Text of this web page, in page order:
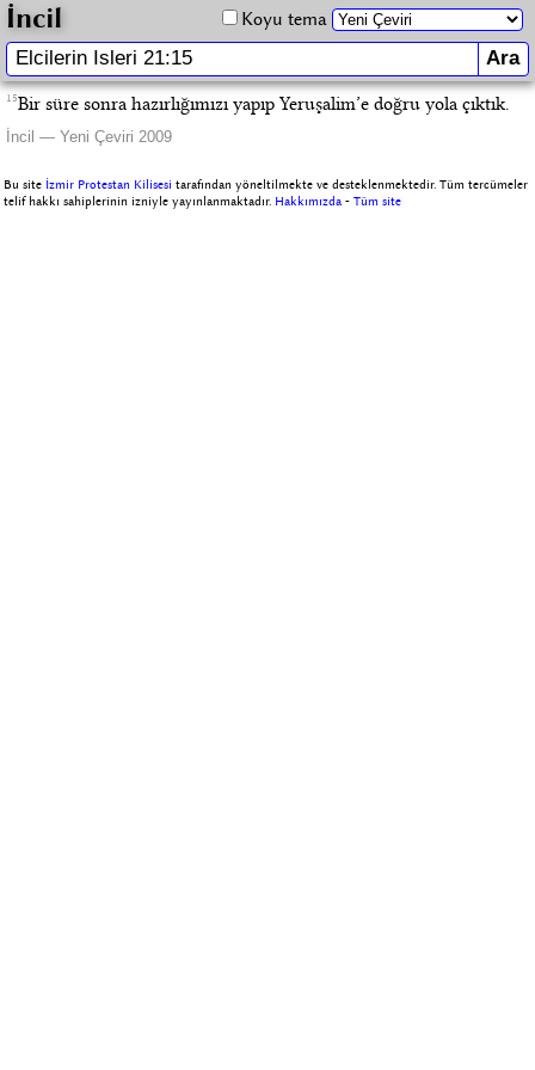
İncil Koyu tema
15Bir süre sonra hazırlığımızı yapıp Yeruşalim’e doğru yola çıktık.
İncil — Yeni Çeviri 2009
Bu site İzmir Protestan Kilisesi tarafından yöneltilmekte ve desteklenmektedir. Tüm tercümeler
telif hakkı sahiplerinin izniyle yayınlanmaktadır. Hakkımızda -Tüm site